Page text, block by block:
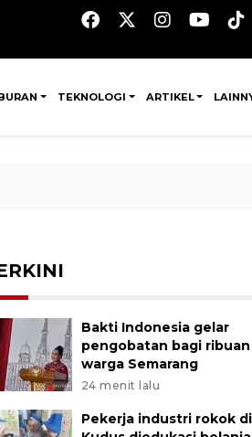
TEKNOLOGI ARTIKEL
Bakti Indonesia gelar
pengobatan bagi ribuan
warga Semarang
24 menit lalu
Pekerja industri rokok di